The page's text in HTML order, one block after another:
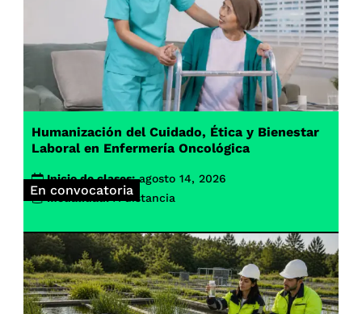
En convocatoria
Humanización del Cuidado, Ética y Bienestar
Laboral en Enfermería Oncológica
Inicio de clases: agosto 14, 2026
Modalidad: A distancia